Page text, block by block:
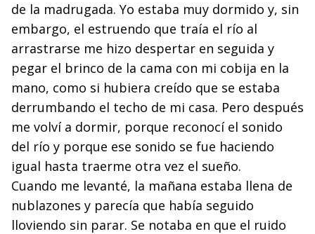
de la madrugada. Yo estaba muy dormido y, sin
embargo, el es­truendo que traía el río al
arrastrarse me hizo despertar en seguida y
pegar el brinco de la cama con mi cobija en la
mano, como si hubiera creído que se estaba
derrumban­do el techo de mi casa. Pero después
me volví a dormir, porque reconocí el sonido
del río y porque ese sonido se fue haciendo
igual hasta traerme otra vez el sueño.
Cuando me levanté, la mañana estaba llena de
nublazo­nes y parecía que había seguido
lloviendo sin parar. Se no­taba en que el ruido